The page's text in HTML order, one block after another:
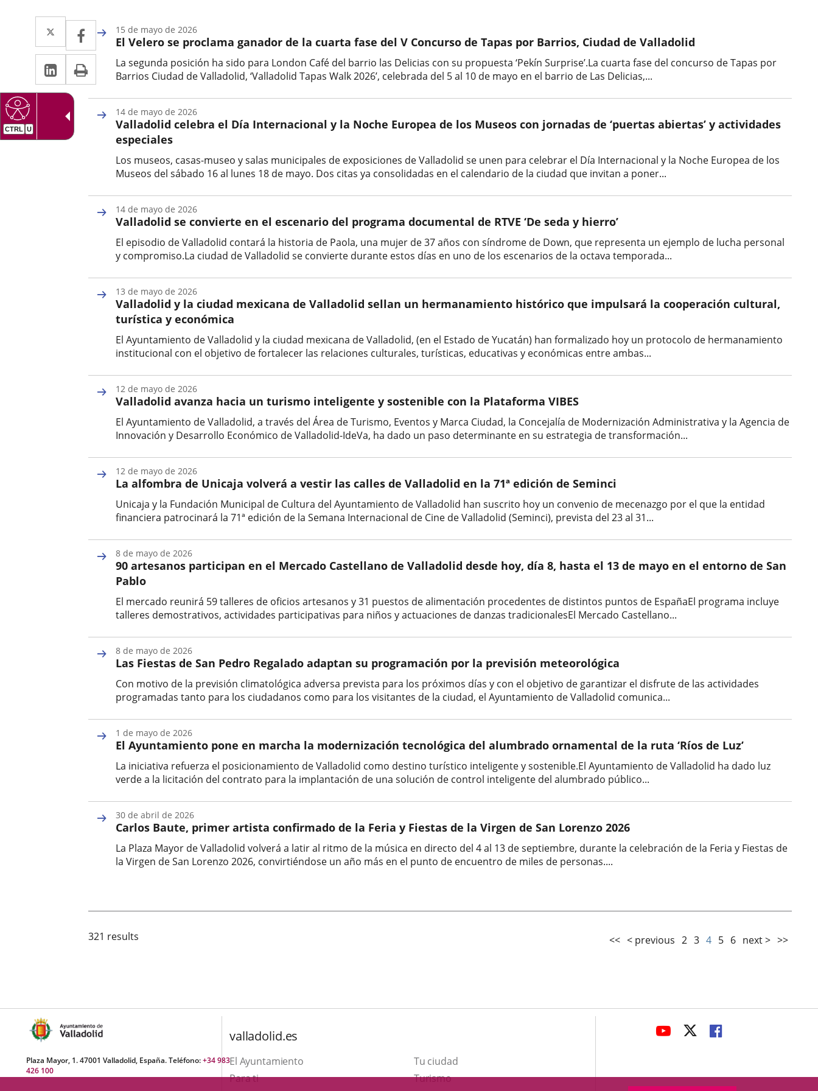
Twitter
Enlace
a
una
aplicación
externa.
Facebook
Enlace
a
una
externa.
Linkedin
Enlace
a
una
aplicación
externa.
Print
El Velero se proclama ganador de la cuarta fase del V Concurso de Tapas por Barrios, Ciudad de Valladolid
La segunda posición ha sido para London Café del barrio las Delicias con su propuesta ‘Pekín Surprise’.La cuarta fase del concurso de Tapas por
Barrios Ciudad de Valladolid, ‘Valladolid Tapas Walk 2026’, celebrada del 5 al 10 de mayo en el barrio de Las Delicias,...
la
noticia
15 de mayo de 2026
Valladolid celebra el Día Internacional y la Noche Europea de los Museos con jornadas de ‘puertas abiertas’ y actividades
especiales
Los museos, casas-museo y salas municipales de exposiciones de Valladolid se unen para celebrar el Día Internacional y la Noche Europea de los
Museos del sábado 16 al lunes 18 de mayo. Dos citas ya consolidadas en el calendario de la ciudad que invitan a poner...
la
noticia
14 de mayo de 2026
Valladolid se convierte en el escenario del programa documental de RTVE ‘De seda y hierro’
El episodio de Valladolid contará la historia de Paola, una mujer de 37 años con síndrome de Down, que representa un ejemplo de lucha personal
y compromiso.La ciudad de Valladolid se convierte durante estos días en uno de los escenarios de la octava temporada...
la
noticia
14 de mayo de 2026
Valladolid y la ciudad mexicana de Valladolid sellan un hermanamiento histórico que impulsará la cooperación cultural,
turística y económica
El Ayuntamiento de Valladolid y la ciudad mexicana de Valladolid, (en el Estado de Yucatán) han formalizado hoy un protocolo de hermanamiento
institucional con el objetivo de fortalecer las relaciones culturales, turísticas, educativas y económicas entre ambas...
la
noticia
13 de mayo de 2026
Valladolid avanza hacia un turismo inteligente y sostenible con la Plataforma VIBES
El Ayuntamiento de Valladolid, a través del Área de Turismo, Eventos y Marca Ciudad, la Concejalía de Modernización Administrativa y la Agencia de
Innovación y Desarrollo Económico de Valladolid-IdeVa, ha dado un paso determinante en su estrategia de transformación...
la
noticia
12 de mayo de 2026
La alfombra de Unicaja volverá a vestir las calles de Valladolid en la 71ª edición de Seminci
Unicaja y la Fundación Municipal de Cultura del Ayuntamiento de Valladolid han suscrito hoy un convenio de mecenazgo por el que la entidad
financiera patrocinará la 71ª edición de la Semana Internacional de Cine de Valladolid (Seminci), prevista del 23 al 31...
la
noticia
12 de mayo de 2026
90 artesanos participan en el Mercado Castellano de Valladolid desde hoy, día 8, hasta el 13 de mayo en el entorno de San
Pablo
El mercado reunirá 59 talleres de oficios artesanos y 31 puestos de alimentación procedentes de distintos puntos de EspañaEl programa incluye
talleres demostrativos, actividades participativas para niños y actuaciones de danzas tradicionalesEl Mercado Castellano...
la
noticia
8 de mayo de 2026
Las Fiestas de San Pedro Regalado adaptan su programación por la previsión meteorológica
Con motivo de la previsión climatológica adversa prevista para los próximos días y con el objetivo de garantizar el disfrute de las actividades
programadas tanto para los ciudadanos como para los visitantes de la ciudad, el Ayuntamiento de Valladolid comunica...
la
noticia
8 de mayo de 2026
El Ayuntamiento pone en marcha la modernización tecnológica del alumbrado ornamental de la ruta ‘Ríos de Luz’
La iniciativa refuerza el posicionamiento de Valladolid como destino turístico inteligente y sostenible.El Ayuntamiento de Valladolid ha dado luz
verde a la licitación del contrato para la implantación de una solución de control inteligente del alumbrado público...
la
noticia
1 de mayo de 2026
Carlos Baute, primer artista confirmado de la Feria y Fiestas de la Virgen de San Lorenzo 2026
La Plaza Mayor de Valladolid volverá a latir al ritmo de la música en directo del 4 al 13 de septiembre, durante la celebración de la Feria y Fiestas de
la Virgen de San Lorenzo 2026, convirtiéndose un año más en el punto de encuentro de miles de personas....
noticia
30 de abril de 2026
321 results << < previous 2 3 4 5 6 next > >>
Plaza Mayor, 1. 47001 Valladolid, España. Teléfono:+34 983
426 100
valladolid.es
El Ayuntamiento
Tu ciudad
Para ti
TurismoThis
LINK
APPLICATION.
LINK
APPLICATION.
LINK
APPLICATION.